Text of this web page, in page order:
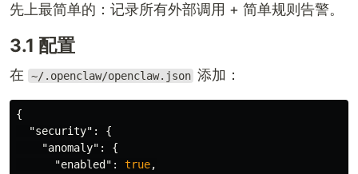
先上最简单的：记录所有外部调用 + 简单规则告警。
3.1 配置
在 ~/.openclaw/openclaw.json 添加：
{
"security" :
{
"anomaly" :
{
"enabled" : true,